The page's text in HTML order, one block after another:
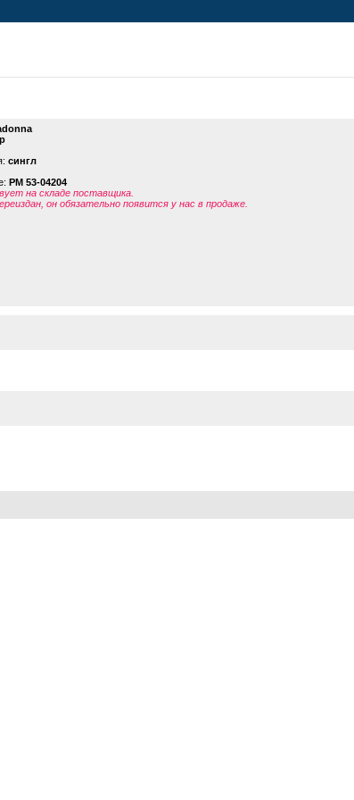
сингл
PM 53-04204
на складе поставщика.
он обязательно появится у нас в продаже.